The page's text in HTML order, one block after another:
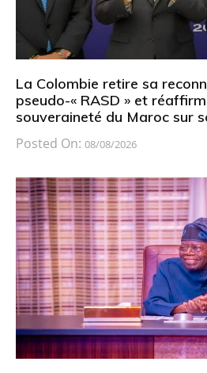
La Colombie retire sa
pseudo-« RASD » et
souveraineté du Maroc sur
Posted On: 08/08/2026